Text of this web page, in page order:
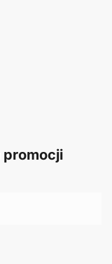
promocji